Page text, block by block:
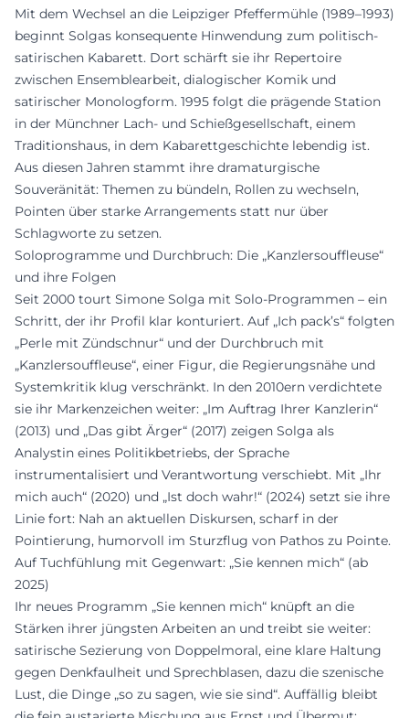
Mit dem Wechsel an die Leipziger Pfeffermühle (1989–1993)
beginnt Solgas konsequente Hinwendung zum politisch-
satirischen Kabarett. Dort schärft sie ihr Repertoire
zwischen Ensemblearbeit, dialogischer Komik und
satirischer Monologform. 1995 folgt die prägende Station
in der Münchner Lach- und Schießgesellschaft, einem
Traditionshaus, in dem Kabarettgeschichte lebendig ist.
Aus diesen Jahren stammt ihre dramaturgische
Souveränität: Themen zu bündeln, Rollen zu wechseln,
Pointen über starke Arrangements statt nur über
Schlagworte zu setzen.
Soloprogramme und Durchbruch: Die „Kanzlersouffleuse“
und ihre Folgen
Seit 2000 tourt Simone Solga mit Solo-Programmen – ein
Schritt, der ihr Profil klar konturiert. Auf „Ich pack’s“ folgten
„Perle mit Zündschnur“ und der Durchbruch mit
„Kanzlersouffleuse“, einer Figur, die Regierungsnähe und
Systemkritik klug verschränkt. In den 2010ern verdichtete
sie ihr Markenzeichen weiter: „Im Auftrag Ihrer Kanzlerin“
(2013) und „Das gibt Ärger“ (2017) zeigen Solga als
Analystin eines Politikbetriebs, der Sprache
instrumentalisiert und Verantwortung verschiebt. Mit „Ihr
mich auch“ (2020) und „Ist doch wahr!“ (2024) setzt sie ihre
Linie fort: Nah an aktuellen Diskursen, scharf in der
Pointierung, humorvoll im Sturzflug von Pathos zu Pointe.
Auf Tuchfühlung mit Gegenwart: „Sie kennen mich“ (ab
2025)
Ihr neues Programm „Sie kennen mich“ knüpft an die
Stärken ihrer jüngsten Arbeiten an und treibt sie weiter:
satirische Sezierung von Doppelmoral, eine klare Haltung
gegen Denkfaulheit und Sprechblasen, dazu die szenische
Lust, die Dinge „so zu sagen, wie sie sind“. Auffällig bleibt